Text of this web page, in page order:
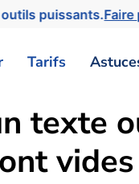
puissants.
Tarifs
texte
vides